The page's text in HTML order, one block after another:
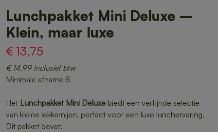
Lunchpakket Mini Deluxe –
Klein, maar luxe
€ 13,75
€ 14,99 inclusief btw
Minimale afname 8
Het Lunchpakket Mini Deluxe biedt een verfijnde selectie
van kleine lekkernijen, perfect voor een luxe lunchervaring.
Dit pakket bevat: